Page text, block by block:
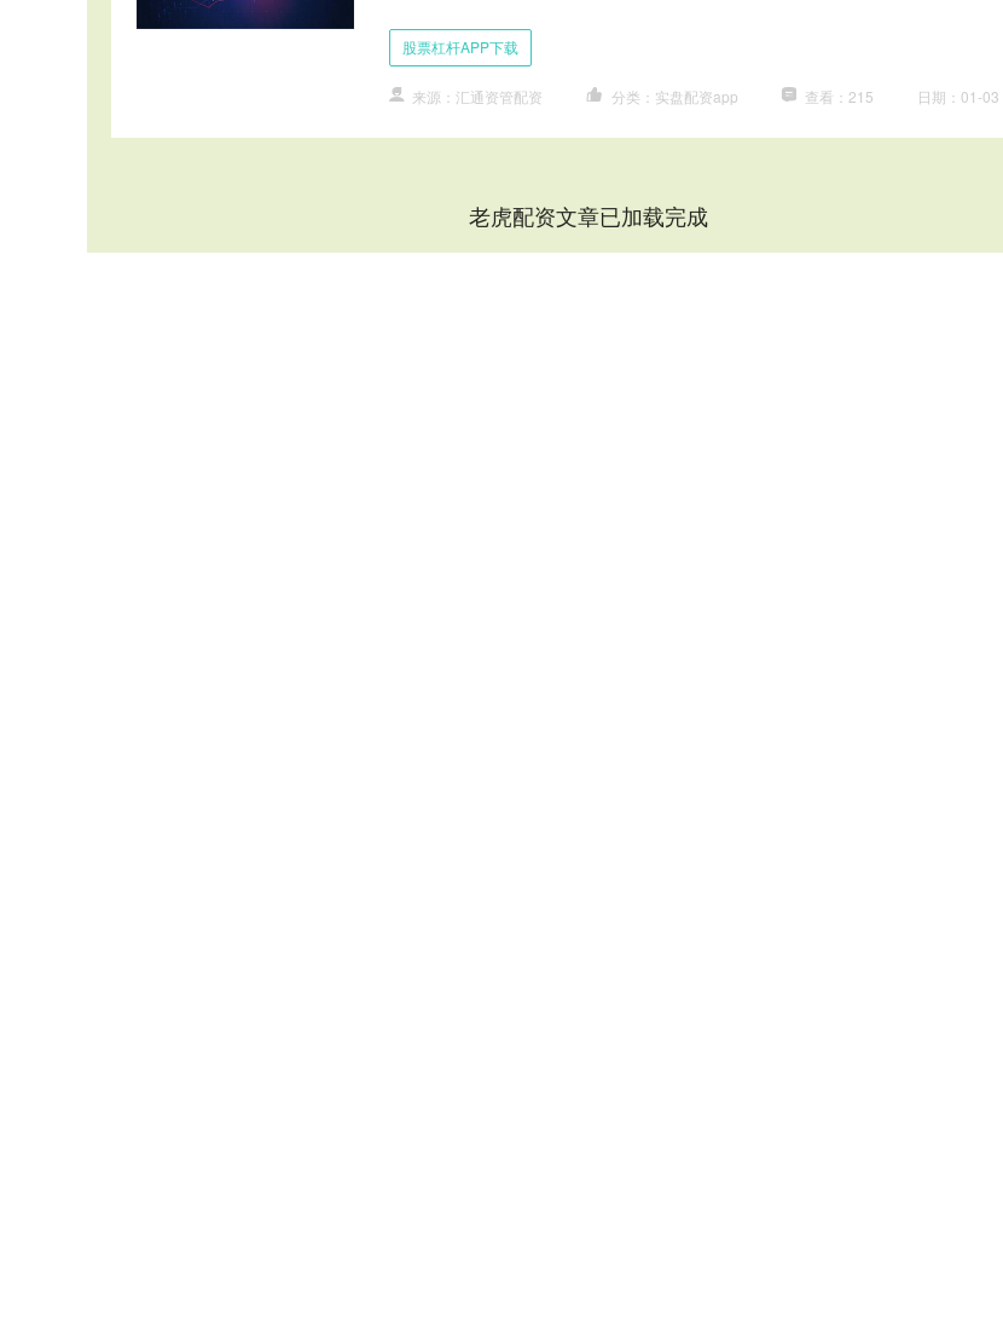
股票杠杆APP下载
来源：汇通资管配资 分类：实盘配资app 查看：215 日期：01-03
老虎配资文章已加载完成